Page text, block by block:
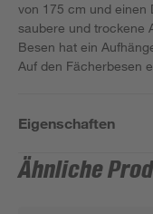
von 175 cm und einen
saubere und trockene
Besen hat ein
Auf den Fächerbesen
Eigenschaften
Ähnliche